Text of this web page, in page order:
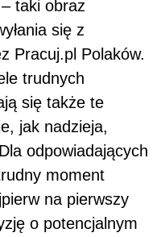
taki obraz
się z
Pracuj.pl Polaków.
trudnych
się także te
jak nadzieja,
odpowiadających
moment
na pierwszy
o potencjalnym